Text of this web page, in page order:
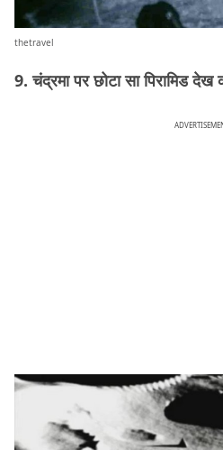
thetravel
9. चंद्रमा पर छोटा सा पिरामिड देख